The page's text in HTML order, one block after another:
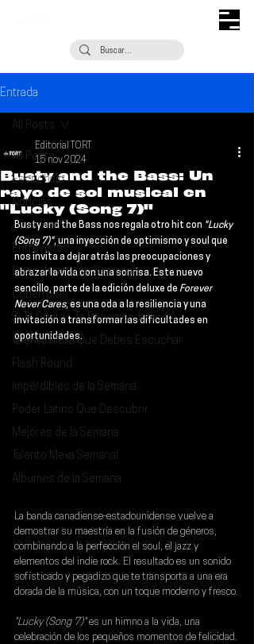
Entrada
All Posts
Escúchalo
Noticias
¿Qué Plan?
Entrevistas
Descubrimiento Semanal
Coberturas
Si Te Gusta... Te Recomendamos A...
Talento Mexa Que Debes Escuchar
Flash Round
Imperdibles de la Semana
Poder Latino Que Descubrir
Mejores de la Semana
Talento Mexa Semanal
Álbumes de la Semana
All Posts
Busty and the Bass: Un
rayo de sol musical en
"Lucky (Song 7)"
Editorial TORT
15 nov 2024
Busty and the Bass nos regala otro hit con "Lucky
(Song 7)", una inyección de optimismo y soul que
nos invita a dejar atrás las preocupaciones y
abrazar la vida con una sonrisa. Este nuevo
sencillo, parte de la edición deluxe de Forever
Never Cares, es una oda a la resiliencia y una
invitación a transformar las dificultades en
oportunidades.
La banda canadiense-estadounidense vuelve a
demostrar su maestría en la fusión de géneros,
combinando a la perfección el soul, el jazz y
elementos del indie rock. El resultado es un sonido
sofisticado y pegadizo que te transporta a una era
dorada de la música, con un toque moderno y fresco.
"Lucky (Song 7)" es un himno a la vida, una
celebración de los pequeños momentos de felicidad.